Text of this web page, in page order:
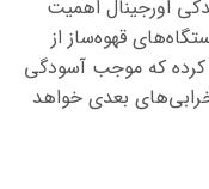
اورجینال اهمیت
قهوه‌ساز از
کرده که موجب آسودگی
بعدی خواهد